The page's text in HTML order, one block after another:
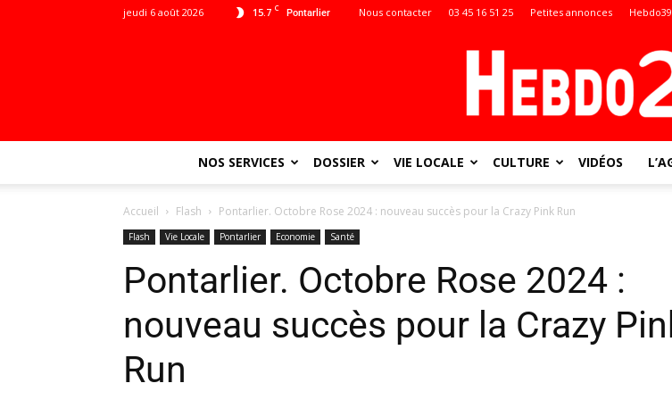
15.7 C Pontarlier
jeudi 6 août 2026 Nous contacter 03 45 16 51 25 Petites annonces
:
NOS SERVICES DOSSIER VIE LOCALE CULTURE VIDÉOS
Accueil Flash Pontarlier. Octobre Rose 2024 : nouveau succès pour la Crazy Pink Run
Flash Vie Locale Pontarlier Economie Santé
Pontarlier. Octobre Rose 2024 :
nouveau succès pour la Crazy
Run